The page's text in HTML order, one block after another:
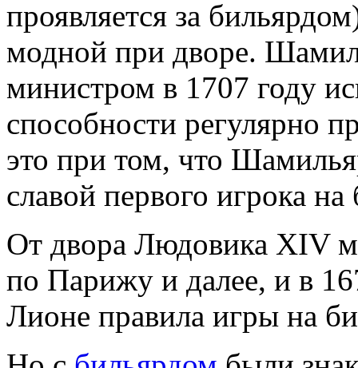
проявляется за
модной при дворе.
министром в 1707 году
способности регулярно
это при том, что
славой первого игрока
От двора Людовика XIV
по Парижу и далее, и в
Лионе правила игры на